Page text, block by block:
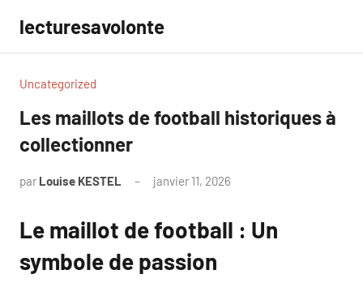
contenu
lecturesavolonte
Uncategorized
Les maillots de football historiques à
collectionner
par Louise KESTEL janvier 11, 2026
Le maillot de football : Un
symbole de passion